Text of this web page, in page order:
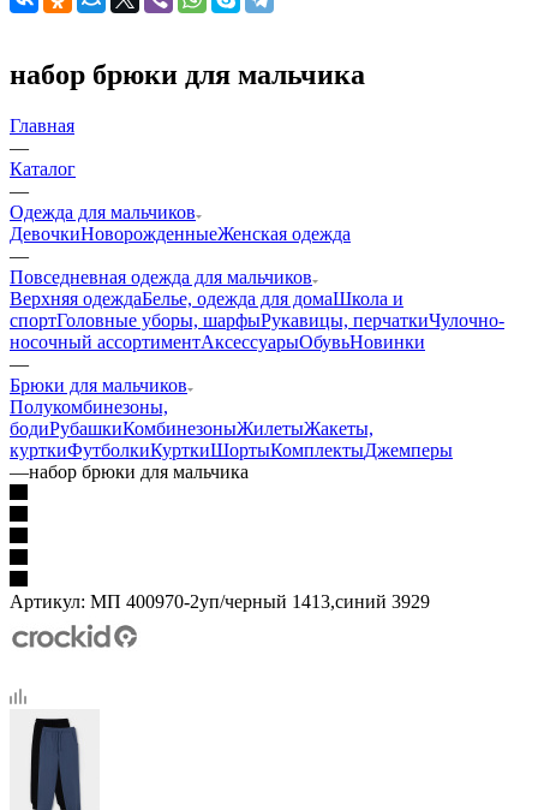
набор брюки для мальчика
Главная
—
Каталог
—
Одежда для мальчиков
ДевочкиНоворожденныеЖенская одежда
—
Повседневная одежда для мальчиков
Верхняя одеждаБелье, одежда для домаШкола и
спортГоловные уборы, шарфыРукавицы, перчаткиЧулочно-
носочный ассортиментАксессуарыОбувьНовинки
—
Брюки для мальчиков
Полукомбинезоны,
бодиРубашкиКомбинезоныЖилетыЖакеты,
курткиФутболкиКурткиШортыКомплектыДжемперы
—набор брюки для мальчика
Артикул: МП 400970-2уп/черный 1413,синий 3929